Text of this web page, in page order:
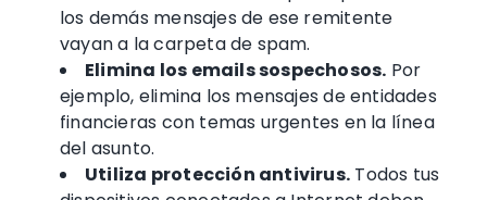
los demás mensajes de ese remitente
vayan a la carpeta de spam.
Elimina los emails sospechosos. Por
ejemplo, elimina los mensajes deentidades
financieras con temas urgentes en la línea
del asunto.
Utiliza protección antivirus. Todos tus